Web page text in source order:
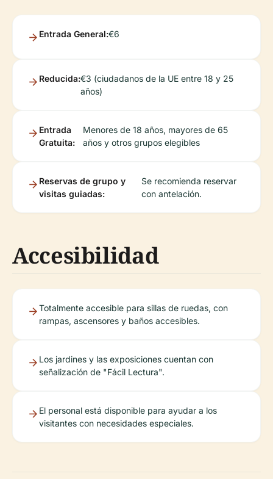
Entrada General:€6
Reducida:€3 (ciudadanos de la UE entre 18 y 25
años)
Entrada
Gratuita:
Menores de 18 años, mayores de 65
años y otros grupos elegibles
Reservas de grupo y
visitas guiadas:
Se recomienda reservar
con antelación.
Accesibilidad
Totalmente accesible para sillas de ruedas, con
rampas, ascensores y baños accesibles.
Los jardines y las exposiciones cuentan con
señalización de "Fácil Lectura".
El personal está disponible para ayudar a los
visitantes con necesidades especiales.